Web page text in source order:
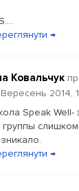
→
Ковальчук
Вересень 2014,
Speak Well-
группы
→